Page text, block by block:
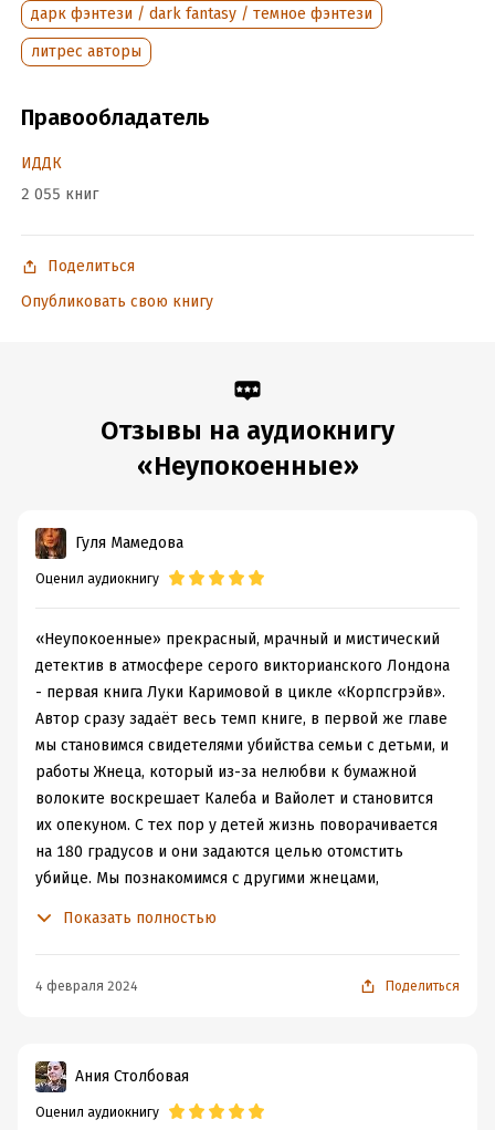
Год издания:2021
Дата поступления:
дарк фэнтези / dark fantasy / темное фэнтези
литрес авторы
Правообладатель
ИДДК
2 055 книг
Поделиться
Опубликовать свою книгу
Отзывы на аудиокнигу
«Неупокоенные»
Гуля Мамедова
Оценил аудиокнигу
«Неупокоенные» прекрасный, мрачный и мистический
детектив в атмосфере серого викторианского Лондона
- первая книга Луки Каримовой в цикле «Корпсгрэйв».
Автор сразу задаёт весь темп книге, в первой же главе
мы становимся свидетелями убийства семьи с детьми, и
работы Жнеца, который из-за нелюбви к бумажной
волоките воскрешает Калеба и Вайолет и становится
их опекуном. С тех пор у детей жизнь поворачивается
на 180 градусов и они задаются целью отомстить
убийце. Мы познакомимся с другими жнецами,
переживаниями. Даже жнецы имеют свой темперамент
Повествование у книги динамичное, автор прекрасно
держит интригу и до последнего неизвестно, кто
виноват в смерти. Надо сказать, что на страницах книги
Показать полностью
4 февраля 2024 Поделиться
Ания Столбовая
Оценил аудиокнигу